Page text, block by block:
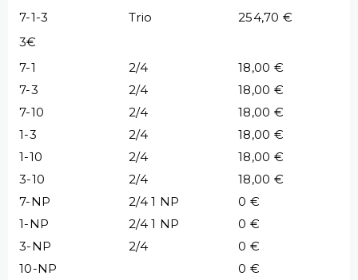
7-1-3
Trio
254,70 €
3€
7-1
2/4
18,00 €
7-3
2/4
18,00 €
7-10
2/4
18,00 €
1-3
2/4
18,00 €
1-10
2/4
18,00 €
3-10
2/4
18,00 €
7-NP
2/4 1 NP
0 €
1-NP
2/4 1 NP
0 €
3-NP
2/4
0 €
10-NP
0 €